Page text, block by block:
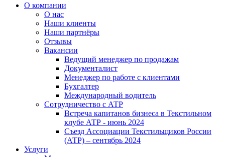
О компании
О нас
Наши клиенты
Наши партнёры
Отзывы
Вакансии
Ведущий менеджер по продажам
Документалист
Менеджер по работе с клиентами
Бухгалтер
Международный водитель
Сотрудничество с АТР
Встреча капитанов бизнеса в Текстильном
клубе АТР - июнь 2024
Съезд Ассоциации Текстильщиков России
(АТР) – сентябрь 2024
Услуги